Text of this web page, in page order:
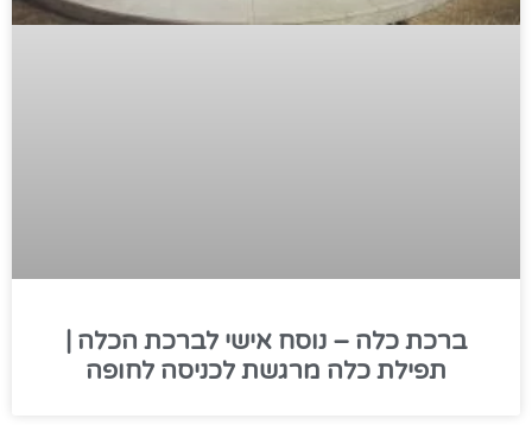
ברכת כלה – נוסח אישי לברכת הכלה |
תפילת כלה מרגשת לכניסה לחופה